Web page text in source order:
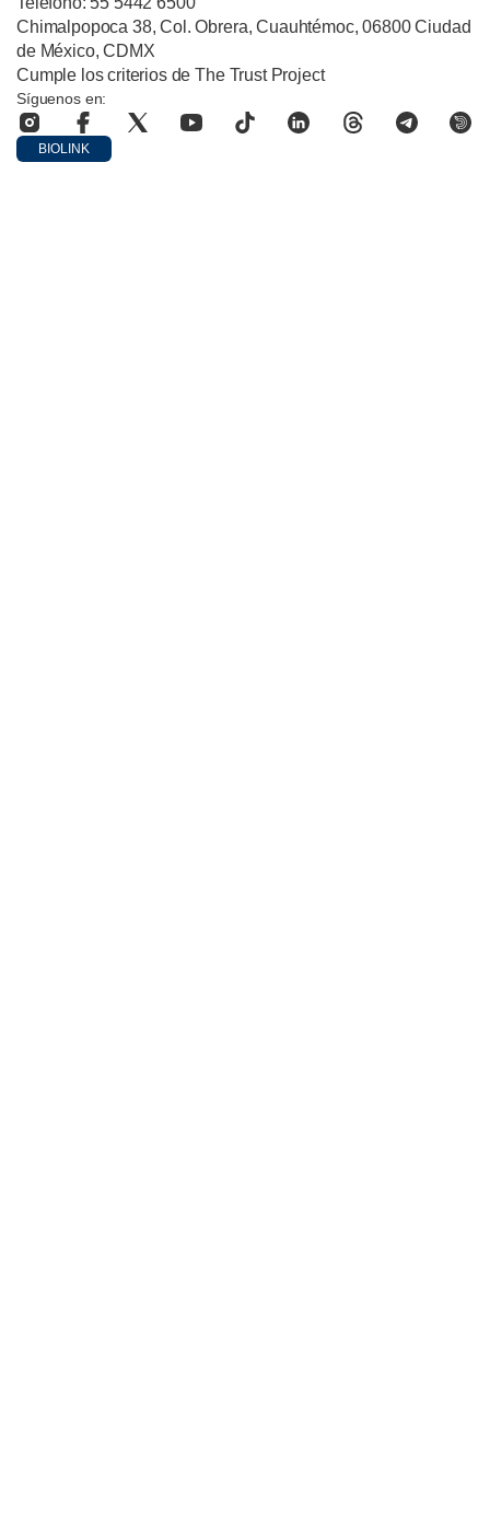
Chimalpopoca 38, Col. Obrera, Cuauhtémoc, 06800 Ciudad
de México, CDMX
Cumple los criterios de The Trust Project
Síguenos en:
BIOLINK